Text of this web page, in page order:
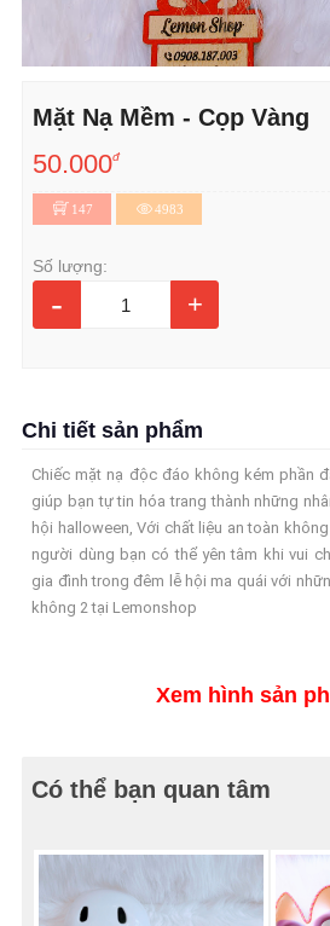
Mặt Nạ Mềm - Cọp Vàng
50.000đ
147 4983
Số lượng:
- +
Chi tiết sản phẩm
Chiếc mặt nạ độc đáo không kém phần
giúp bạn tự tin hóa trang thành những
hội halloween, Với chất liệu an toàn
người dùng bạn có thể yên tâm khi vui
gia đình trong đêm lễ hội ma quái với
không 2 tại Lemonshop
Xem hình sản
Có thể bạn quan tâm